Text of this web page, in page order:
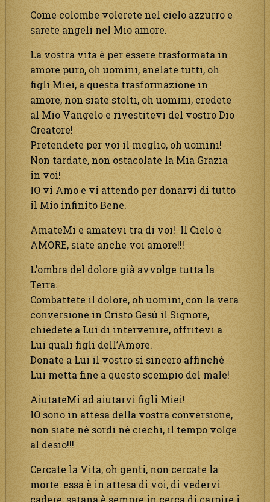
Come colombe volerete nel cielo azzurro e
sarete angeli nel Mio amore.
La vostra vita è per essere trasformata in
amore puro, oh uomini, anelate tutti, oh
figli Miei, a questa trasformazione in
amore, non siate stolti, oh uomini, credete
al Mio Vangelo e rivestitevi del vostro Dio
Creatore!
Pretendete per voi il meglio, oh uomini!
Non tardate, non ostacolate la Mia Grazia
in voi!
IO vi Amo e vi attendo per donarvi di tutto
il Mio infinito Bene.
AmateMi e amatevi tra di voi! Il Cielo è
AMORE, siate anche voi amore!!!
L’ombra del dolore già avvolge tutta la
Terra.
Combattete il dolore, oh uomini, con la vera
conversione in Cristo Gesù il Signore,
chiedete a Lui di intervenire, offritevi a
Lui quali figli dell’Amore.
Donate a Lui il vostro sì sincero affinché
Lui metta fine a questo scempio del male!
AiutateMi ad aiutarvi figli Miei!
IO sono in attesa della vostra conversione,
non siate né sordi né ciechi, il tempo volge
al desio!!!
Cercate la Vita, oh genti, non cercate la
morte: essa è in attesa di voi, di vedervi
cadere; satana è sempre in cerca di carpire i